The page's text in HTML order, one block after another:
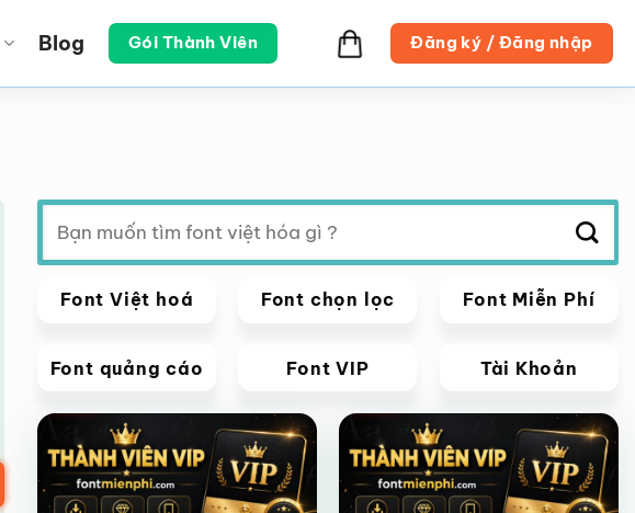
Blog Gói Thành Viên Đăng ký / Đăng nhập
Tìm
kiếm:
Font Việt hoá Font chọn lọc Font Miễn Phí
Font quảng cáo Font VIP Tài Khoản
Giảm giá! Giảm giá!